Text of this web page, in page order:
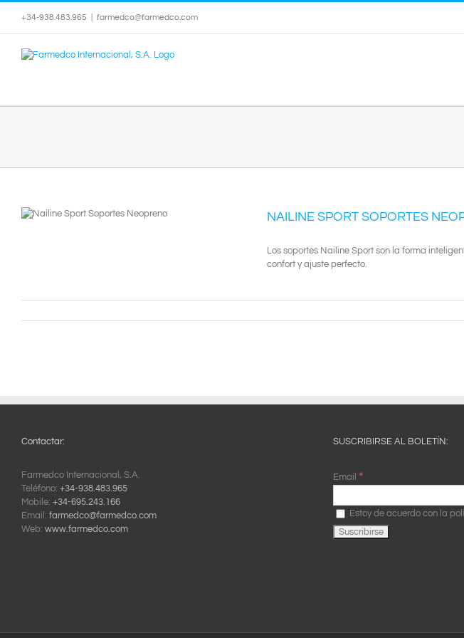
contenido
+34-938.483.965 farmedco@farmedco.com
NAILINE SPORT SOPORTES
Los soportes Nailine Sport son la forma
confort y ajuste perfecto.
Contactar:
Farmedco Internacional, S.A.
Teléfono: +34-938.483.965
Mobile: +34-695.243.166
Email: farmedco@farmedco.com
Web: www.farmedco.com
SUSCRIBIRSE AL BOLETÍN:
Email *
Estoy de acuerdo con la